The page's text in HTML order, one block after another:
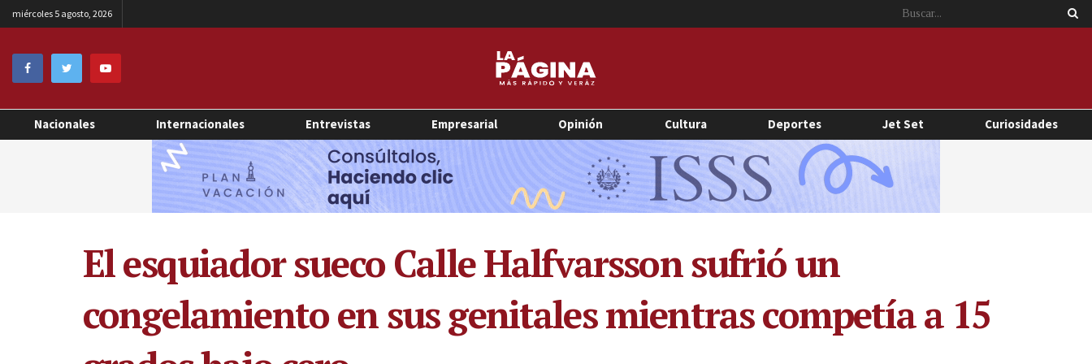
miércoles 5 agosto, 2026
Nacionales Internacionales Entrevistas Empresarial Opinión Cultura Deportes Jet Set Curiosidades
El esquiador sueco Calle Halfvarsson sufrió un
congelamiento en sus genitales mientras competía a 15